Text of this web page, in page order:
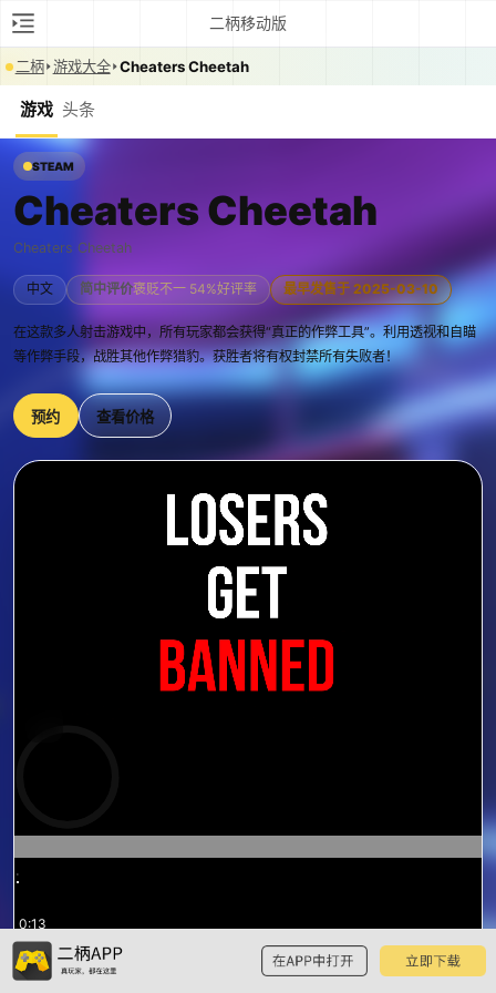
二柄移动版
二柄 游戏大全 Cheaters Cheetah
游戏 头条
STEAM
Cheaters Cheetah
Cheaters Cheetah
中文 简中评价褒贬不一 54%好评率 最早发售于 2025-03-10
在这款多人射击游戏中，所有玩家都会获得“真正的作弊工具”。利用透视和自瞄
等作弊手段，战胜其他作弊猎豹。获胜者将有权封禁所有失败者！
预约 查看价格
0:13
/
0:59
0:59
预